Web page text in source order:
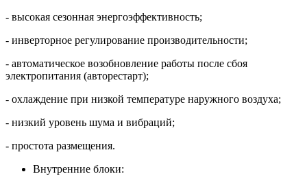
- высокая сезонная энергоэффективность;
- инверторное регулирование производительности;
- автоматическое возобновление работы после сбоя
электропитания (авторестарт);
- охлаждение при низкой температуре наружного воздуха;
- низкий уровень шума и вибраций;
- простота размещения.
Внутренние блоки: